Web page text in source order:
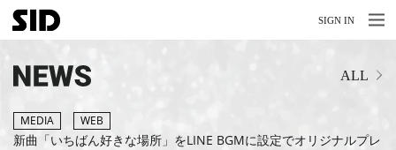
SIGN IN
NEWS
ALL
MEDIA WEB
新曲「いちばん好きな場所」をLINE BGMに設定でオリジナルプレ